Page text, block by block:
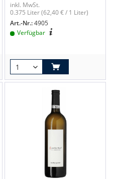
inkl. MwSt.
0.375 Liter(62,40 € / 1 Liter)
Art.-Nr.:4905
Verfügbar